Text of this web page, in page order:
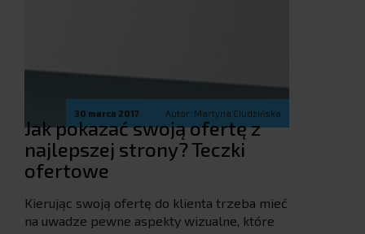
30 marca 2017 Autor: Martyna Ciudzińska
Jak pokazać swoją ofertę z
najlepszej strony? Teczki
ofertowe
Kierując swoją ofertę do klienta trzeba mieć
na uwadze pewne aspekty wizualne, które